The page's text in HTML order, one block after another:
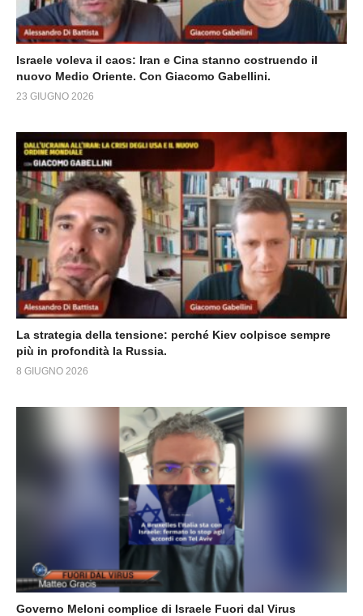
Israele voleva il caos: Iran e Cina stanno costruendo il
nuovo Medio Oriente. Con Giacomo Gabellini.
23 GIUGNO 2026
La strategia della tensione: perché Kiev colpisce sempre
più in profondità la Russia.
8 GIUGNO 2026
Governo Meloni complice di Israele Fuori dal Virus